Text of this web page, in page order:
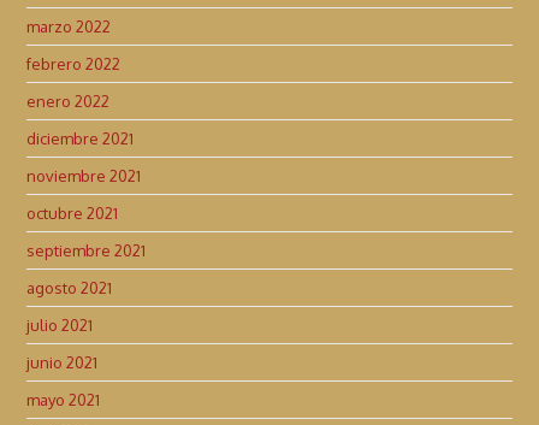
marzo 2022
febrero 2022
enero 2022
diciembre 2021
noviembre 2021
octubre 2021
septiembre 2021
agosto 2021
julio 2021
junio 2021
mayo 2021